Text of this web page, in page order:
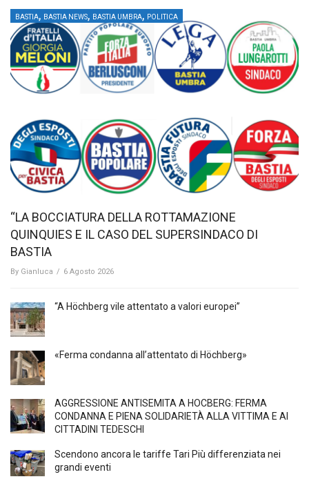
BASTIA, BASTIA NEWS, BASTIA UMBRA, POLITICA
“LA BOCCIATURA DELLA ROTTAMAZIONE
QUINQUIES E IL CASO DEL SUPERSINDACO DI
BASTIA
By Gianluca / 6 Agosto 2026
“A Höchberg vile attentato a valori europei”
«Ferma condanna all’attentato di Höchberg»
AGGRESSIONE ANTISEMITA A HÖCBERG: FERMA
CONDANNA E PIENA SOLIDARIETÀ ALLA VITTIMA E AI
CITTADINI TEDESCHI
Scendono ancora le tariffe Tari Più differenziata nei
grandi eventi